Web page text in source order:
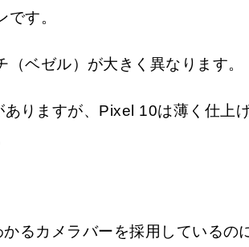
2インチ
す。
ベゼル）が大きく異なります。
りますが、Pixel 10は薄く仕上
るカメラバーを採用している